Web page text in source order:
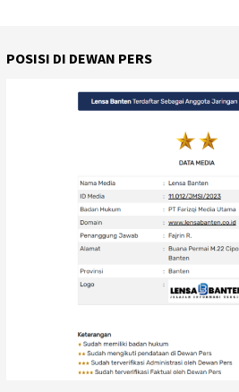
POSISI DI DEWAN PERS